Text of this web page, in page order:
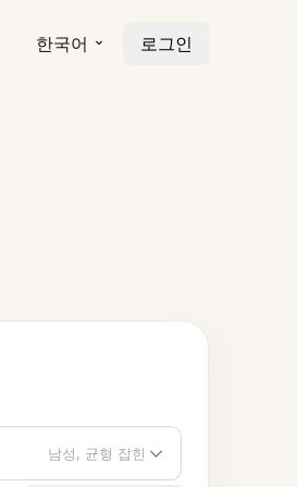
한국어 로그인
남성, 균형 잡힌